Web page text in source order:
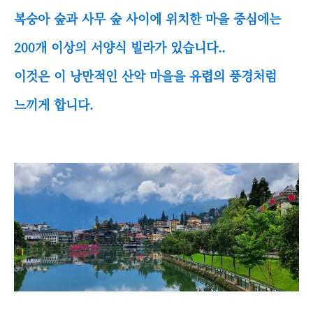
복숭아 숲과 사무 숲 사이에 위치한 마을 중심에는
200개 이상의 서양식 빌라가 있습니다..
이것은 이 낭만적인 산악 마을을 유렵의 풍경처럼
느끼게 합니다.